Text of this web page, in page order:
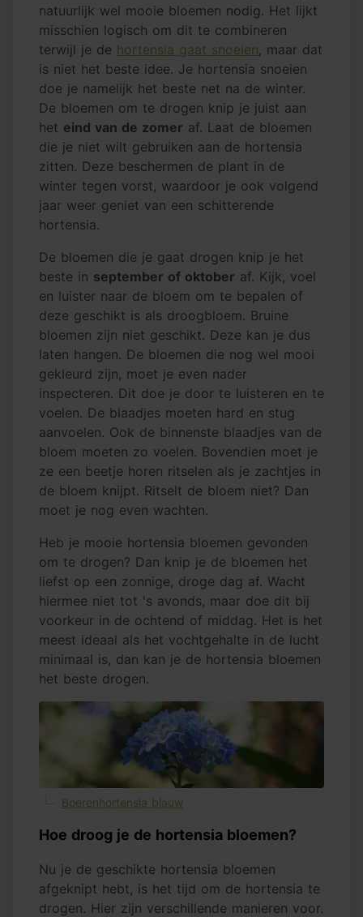
natuurlijk wel mooie bloemen nodig. Het lijkt
misschien logisch om dit te combineren
terwijl je de hortensia gaat snoeien, maar dat
is niet het beste idee. Je hortensia snoeien
doe je namelijk het beste net na de winter.
De bloemen om te drogen knip je juist aan
het eind van de zomer af. Laat de bloemen
die je niet wilt gebruiken aan de hortensia
zitten. Deze beschermen de plant in de
winter tegen vorst, waardoor je ook volgend
jaar weer geniet van een schitterende
hortensia.
De bloemen die je gaat drogen knip je het
beste in september of oktober af. Kijk, voel
en luister naar de bloem om te bepalen of
deze geschikt is als droogbloem. Bruine
bloemen zijn niet geschikt. Deze kan je dus
laten hangen. De bloemen die nog wel mooi
gekleurd zijn, moet je even nader
inspecteren. Dit doe je door te luisteren en te
voelen. De blaadjes moeten hard en stug
aanvoelen. Ook de binnenste blaadjes van de
bloem moeten zo voelen. Bovendien moet je
ze een beetje horen ritselen als je zachtjes in
de bloem knijpt. Ritselt de bloem niet? Dan
moet je nog even wachten.
Heb je mooie hortensia bloemen gevonden
om te drogen? Dan knip je de bloemen het
liefst op een zonnige, droge dag af. Wacht
hiermee niet tot 's avonds, maar doe dit bij
voorkeur in de ochtend of middag. Het is het
meest ideaal als het vochtgehalte in de lucht
minimaal is, dan kan je de hortensia bloemen
het beste drogen.
Boerenhortensia blauw
Hoe droog je de hortensia bloemen?
Nu je de geschikte hortensia bloemen
afgeknipt hebt, is het tijd om de hortensia te
drogen. Hier zijn verschillende manieren voor.